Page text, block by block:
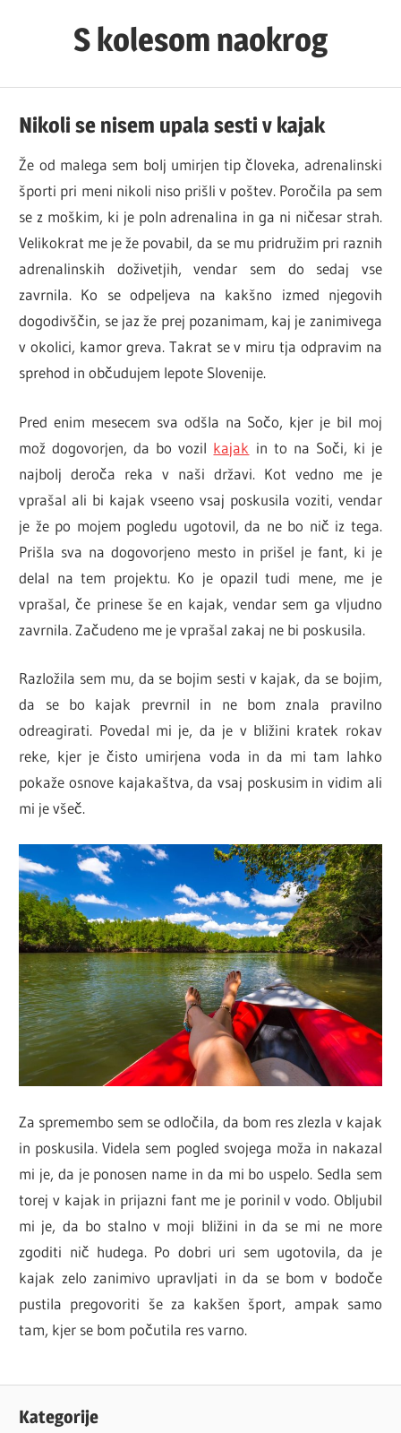
S kolesom naokrog
Nikoli se nisem upala sesti v kajak
Že od malega sem bolj umirjen tip človeka, adrenalinski
športi pri meni nikoli niso prišli v poštev. Poročila pa sem
se z moškim, ki je poln adrenalina in ga ni ničesar strah.
Velikokrat me je že povabil, da se mu pridružim pri raznih
adrenalinskih doživetjih, vendar sem do sedaj vse
zavrnila. Ko se odpeljeva na kakšno izmed njegovih
dogodivščin, se jaz že prej pozanimam, kaj je zanimivega
v okolici, kamor greva. Takrat se v miru tja odpravim na
sprehod in občudujem lepote Slovenije.
Pred enim mesecem sva odšla na Sočo, kjer je bil moj
mož dogovorjen, da bo vozil kajak in to na Soči, ki je
najbolj deroča reka v naši državi. Kot vedno me je
vprašal ali bi kajak vseeno vsaj poskusila voziti, vendar
je že po mojem pogledu ugotovil, da ne bo nič iz tega.
Prišla sva na dogovorjeno mesto in prišel je fant, ki je
delal na tem projektu. Ko je opazil tudi mene, me je
vprašal, če prinese še en kajak, vendar sem ga vljudno
zavrnila. Začudeno me je vprašal zakaj ne bi poskusila.
Razložila sem mu, da se bojim sesti v kajak, da se bojim,
da se bo kajak prevrnil in ne bom znala pravilno
odreagirati. Povedal mi je, da je v bližini kratek rokav
reke, kjer je čisto umirjena voda in da mi tam lahko
pokaže osnove kajakaštva, da vsaj poskusim in vidim ali
mi je všeč.
Za spremembo sem se odločila, da bom res zlezla v kajak
in poskusila. Videla sem pogled svojega moža in nakazal
mi je, da je ponosen name in da mi bo uspelo. Sedla sem
torej v kajak in prijazni fant me je porinil v vodo. Obljubil
mi je, da bo stalno v moji bližini in da se mi ne more
zgoditi nič hudega. Po dobri uri sem ugotovila, da je
kajak zelo zanimivo upravljati in da se bom v bodoče
pustila pregovoriti še za kakšen šport, ampak samo
tam, kjer se bom počutila res varno.
Kategorije